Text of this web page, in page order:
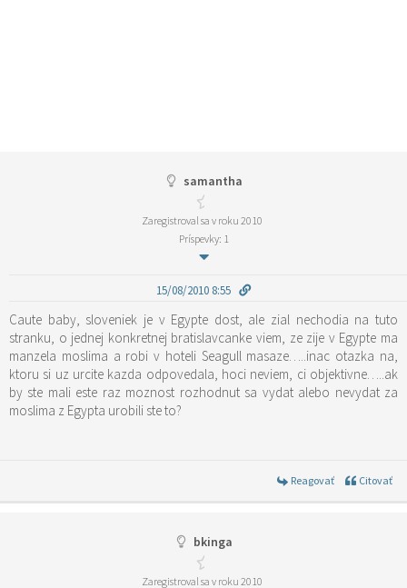
samantha
Zaregistroval sa v roku 2010
Príspevky: 1
15/08/2010 8:55
Caute baby, sloveniek je v Egypte dost, ale zial nechodia na tuto
stranku, o jednej konkretnej bratislavcanke viem, ze zije v Egypte ma
manzela moslima a robi v hoteli Seagull masaze…..inac otazka na,
ktoru si uz urcite kazda odpovedala, hoci neviem, ci objektivne…..ak
by ste mali este raz moznost rozhodnut sa vydat alebo nevydat za
moslima z Egypta urobili ste to?
Reagovať Citovať
bkinga
Zaregistroval sa v roku 2010